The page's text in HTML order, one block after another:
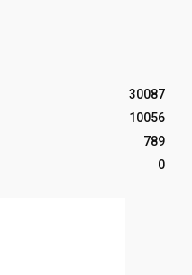
30087
10056
789
0